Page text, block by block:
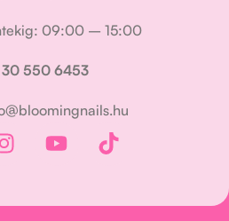
09:00 – 15:00
550 6453